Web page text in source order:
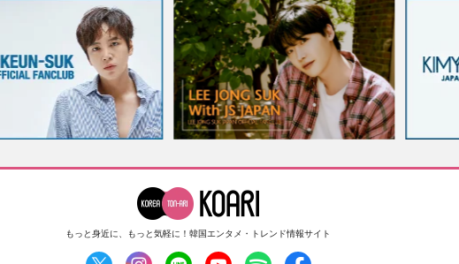
もっと身近に、もっと気軽に！ 韓国エンタメ・トレンド情報サイト